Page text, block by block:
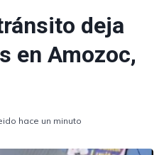
deja
en Amozoc,
hace un minuto